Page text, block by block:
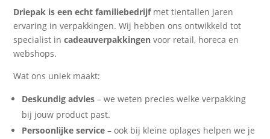
Driepak is een echt familiebedrijfmet tientallen jaren
ervaring in verpakkingen. Wij hebben ons ontwikkeld tot
specialist incadeauverpakkingen voor retail, horeca en
webshops.
Wat ons uniek maakt:
Deskundig advies – we weten precies welke verpakking
bij jouw product past.
Persoonlijke service – ook bij kleine oplages helpen we je